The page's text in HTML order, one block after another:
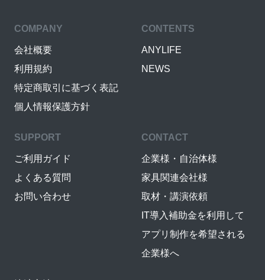
COMPANY
会社概要
利用規約
特定商取引に基づく表記
個人情報保護方針
CONTENTS
ANYLIFE
NEWS
SUPPORT
ご利用ガイド
よくある質問
お問い合わせ
CONTACT
企業様・自治体様
家具関連会社様
取材・講演依頼
IT導入補助金を利用して
アプリ制作を希望される
企業様へ